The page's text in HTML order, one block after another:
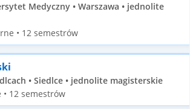
Medyczny • Warszawa • jednolite
• 12 semestrów
• Siedlce • jednolite magisterskie
12 semestrów